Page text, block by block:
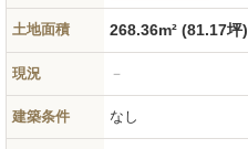
土地面積 268.36m² (81.17坪)
現況 －
建築条件 なし